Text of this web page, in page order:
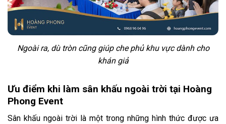
Ngoài ra, dù tròn cũng giúp che phủ khu vực dành cho
khán giả
Ưu điểm khi làm sân khấu ngoài trời tại Hoàng
Phong Event
Sân khấu ngoài trời là một trong những hình thức được ưa